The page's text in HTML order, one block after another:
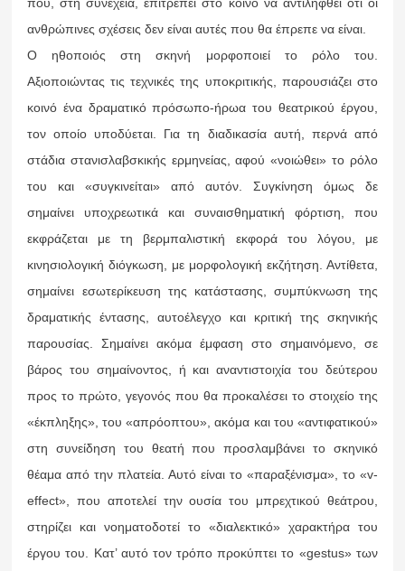
που, στη συνέχεια, επιτρέπει στο κοινό να αντιληφθεί ότι οι
ανθρώπινες σχέσεις δεν είναι αυτές που θα έπρεπε να είναι.
Ο ηθοποιός στη σκηνή μορφοποιεί το ρόλο του.
Αξιοποιώντας τις τεχνικές της υποκριτικής, παρουσιάζει στο
κοινό ένα δραματικό πρόσωπο-ήρωα του θεατρικού έργου,
τον οποίο υποδύεται. Για τη διαδικασία αυτή, περνά από
στάδια στανισλαβσκικής ερμηνείας, αφού «νοιώθει» το ρόλο
του και «συγκινείται» από αυτόν. Συγκίνηση όμως δε
σημαίνει υποχρεωτικά και συναισθηματική φόρτιση, που
εκφράζεται με τη βερμπαλιστική εκφορά του λόγου, με
κινησιολογική διόγκωση, με μορφολογική εκζήτηση. Αντίθετα,
σημαίνει εσωτερίκευση της κατάστασης, συμπύκνωση της
δραματικής έντασης, αυτοέλεγχο και κριτική της σκηνικής
παρουσίας. Σημαίνει ακόμα έμφαση στο σημαινόμενο, σε
βάρος του σημαίνοντος, ή και αναντιστοιχία του δεύτερου
προς το πρώτο, γεγονός που θα προκαλέσει το στοιχείο της
«έκπληξης», του «απρόοπτου», ακόμα και του «αντιφατικού»
στη συνείδηση του θεατή που προσλαμβάνει το σκηνικό
θέαμα από την πλατεία. Αυτό είναι το «παραξένισμα», το «v-
effect», που αποτελεί την ουσία του μπρεχτικού θεάτρου,
στηρίζει και νοηματοδοτεί το «διαλεκτικό» χαρακτήρα του
έργου του. Κατ’ αυτό τον τρόπο προκύπτει το «gestus» των